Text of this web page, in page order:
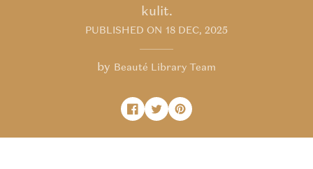
kulit.
PUBLISHED ON 18 DEC, 2025
by Beauté Library Team
Share on Facebook
Opens in a new window.
Tweet on Twitter
Opens in a new window.
Pin on Pinterest
Opens in a new window.